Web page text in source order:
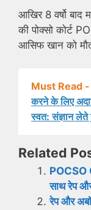
आखिर 8 वर्षो बाद
की पोक्सो कोर्ट
आसिफ खान को
Must Read -
करने के लिए
स्वत: संज्ञान लेते
Related
POCSO
साथ रेप
रेप और